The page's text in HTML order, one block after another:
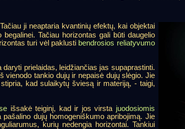
ji neaptaria kvantinių efektų, kai objektai
Tačiau horizontas gali būti daugelio
turi vėl paklusti bendrosios reliatyvumo
prielaidas, leidžiančias jas supaprastinti.
tankio dujų ir nepaisė dujų slėgio. Jie
kad sulaikytų šviesą ir materiją, - taigi,
išsakė teiginį, kad ir jos virsta juodosiomis
dujų homogeniškumo apribojimą. Jie
kurių nedengia horizontai. Tankiui